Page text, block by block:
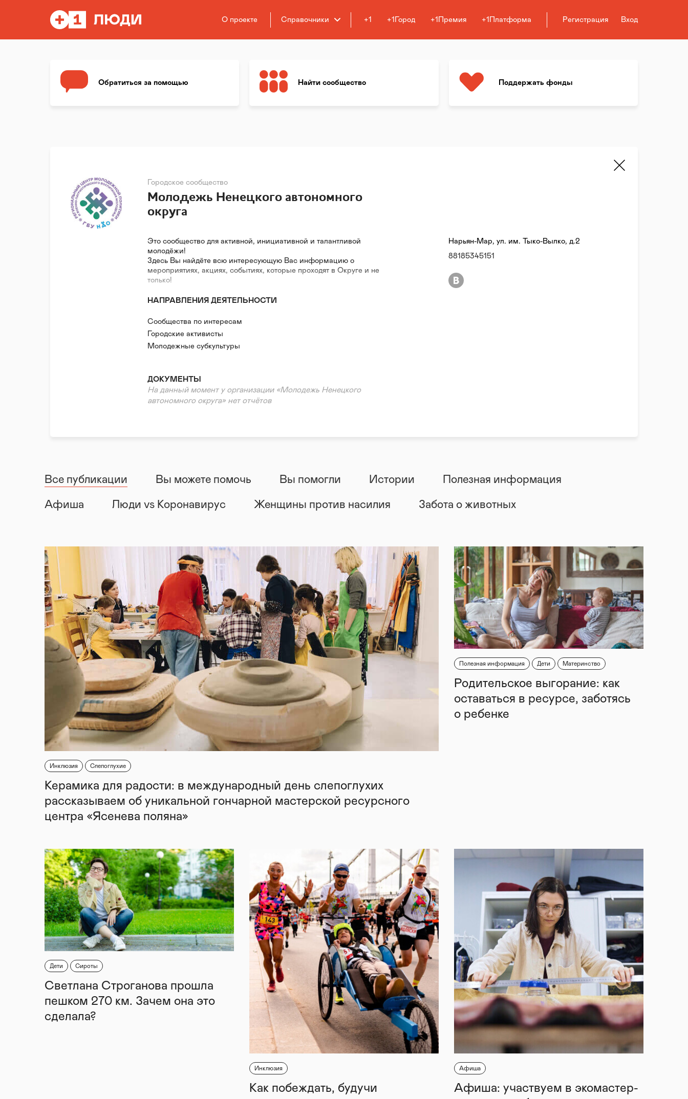
О проекте Справочники +1 +1Город +1Премия +1Платформа Регистрация Вход
Обратиться за помощью Найти сообщество Поддержать фонды
Городское сообщество
Молодежь Ненецкого автономного
округа
Это сообщество для активной, инициативной и талантливой
молодёжи!
Здесь Вы найдёте всю интересующую Вас информацию о
мероприятиях, акциях, событиях, которые проходят в Округе и не
только!
НАПРАВЛЕНИЯ ДЕЯТЕЛЬНОСТИ
Сообщества по интересам
Городские активисты
Молодежные субкультуры
ДОКУМЕНТЫ
На данный момент у организации «Молодежь Ненецкого
автономного округа» нет отчётов
Нарьян-Мар, ул. им. Тыко-Вылко, д.2
88185345151
Все публикации Вы можете помочь Вы помогли Истории Полезная информация
Афиша Люди vs Коронавирус Женщины против насилия Забота о животных
Инклюзия Слепоглухие
Керамика для радости: в международный день слепоглухих
рассказываем об уникальной гончарной мастерской ресурсного
центра «Ясенева поляна»
Полезная информация Дети Материнство
Родительское выгорание: как
оставаться в ресурсе, заботясь
о ребенке
Дети Сироты
Светлана Строганова прошла
пешком 270 км. Зачем она это
сделала?
Инклюзия
Как побеждать, будучи
Афиша
Афиша: участвуем в экомастер-